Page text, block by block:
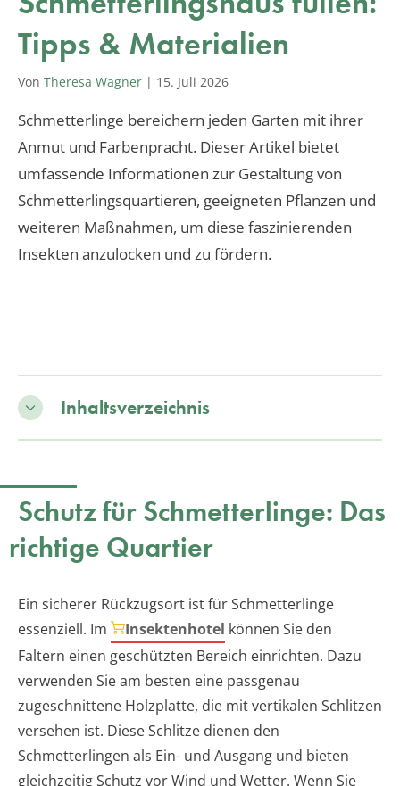
Tipps & Materialien
Von Theresa Wagner | 15. Juli 2026
Schmetterlinge bereichern jeden Garten mit ihrer
Anmut und Farbenpracht. Dieser Artikel bietet
umfassende Informationen zur Gestaltung von
Schmetterlingsquartieren, geeigneten Pflanzen und
weiteren Maßnahmen, um diese faszinierenden
Insekten anzulocken und zu fördern.
Inhaltsverzeichnis
Schutz für Schmetterlinge: Das
richtige Quartier
Ein sicherer Rückzugsort ist für Schmetterlinge
essenziell. Im
Insektenhotel können Sie den
Faltern einen geschützten Bereich einrichten. Dazu
verwenden Sie am besten eine passgenau
zugeschnittene Holzplatte, die mit vertikalen Schlitzen
versehen ist. Diese Schlitze dienen den
Schmetterlingen als Ein- und Ausgang und bieten
gleichzeitig Schutz vor Wind und Wetter. Wenn Sie